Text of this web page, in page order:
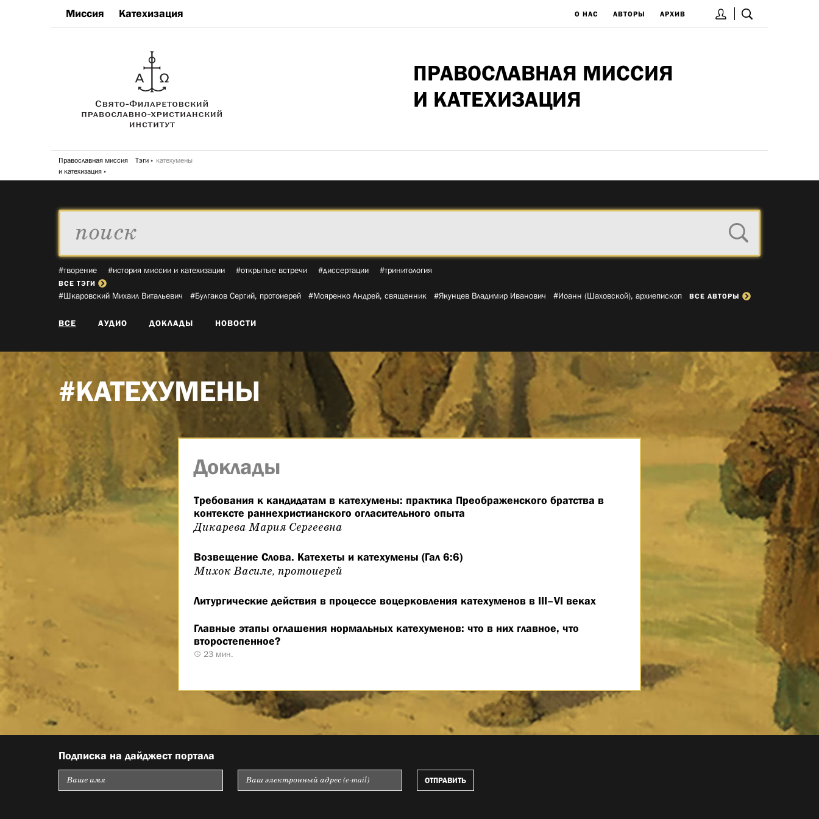
Миссия Катехизация О НАС АВТОРЫ АРХИВ
ПРАВОСЛАВНАЯ МИССИЯ
И КАТЕХИЗАЦИЯ
Православная миссия
и катехизация
Тэги катехумены
#творение #история миссии и катехизации #открытые встречи #диссертации #тринитология
ВСЕ ТЭГИ
#Шкаровский Михаил Витальевич­ #Булгаков Сергий, протоиерей­ #Мояренко Андрей, священник­ #Якунцев Владимир Иванович­ #Иоанн (Шаховской), архиепископ­ ВСЕ АВТОРЫ
ВСЕ АУДИО ДОКЛАДЫ НОВОСТИ
#КАТЕХУМЕНЫ
Доклады
Требования к кандидатам в катехумены: практика Преображенского братства в
контексте раннехристианского огласительного опыта
Дикарева Мария Сергеевна
Возвещение Слова. Катехеты и катехумены (Гал 6:6)
Михок Василе, протоиерей
Литургические действия в процессе воцерковления катехуменов в III–VI веках
Главные этапы оглашения нормальных катехуменов: что в них главное, что
второстепенное?
23 мин.
Подписка на дайджест портала